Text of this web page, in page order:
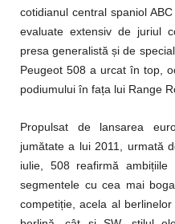
cotidianul central spaniol
evaluate extensiv de juriul
presa generalistăși de
Peugeot 508 a urcat în top,
podiumului în fața lui Range
Propulsat de lansarea
jumătate a lui 2011, urmată
iulie, 508 reafirmă ambițiile
segmentele cu cea mai
competiție, acela al